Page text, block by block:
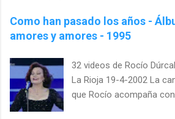
Como han pasado los años -
amores y amores - 1995
32 videos de Rocío
La Rioja 19-4-2002 La
que Rocío acompaña